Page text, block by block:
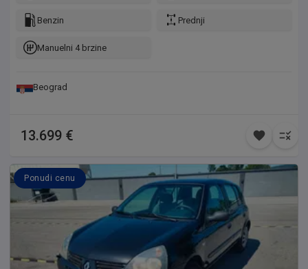
Benzin Prednji
Manuelni 4 brzine
Beograd
13.699 €
Ponudi cenu